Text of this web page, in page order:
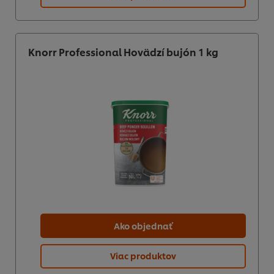
Knorr Professional Hovädzí bujón 1 kg
Ako objednať
Viac produktov